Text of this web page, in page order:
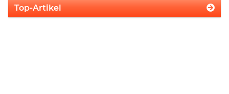
Top-Artikel